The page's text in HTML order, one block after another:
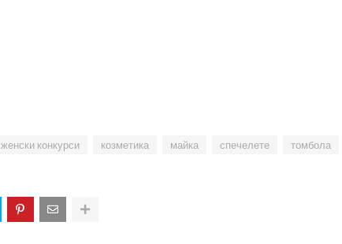
женски конкурси козметика майка спечелете
томбола